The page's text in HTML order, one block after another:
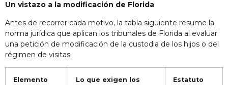
Un vistazo a la modificación de Florida
Antes de recorrer cada motivo, la tabla siguiente resume la
norma jurídica que aplican los tribunales de Florida al evaluar
una petición de modificación de la custodia de los hijos o del
régimen de visitas.
Elemento
Lo que exigen los
Estatuto